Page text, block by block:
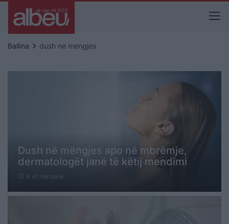
Ballina keyboard_arrow_right dush ne mengjes
Dush në mëngjes apo në mbrëmje,
dermatologët janë të këtij mendimi
schedule 4 vit me parë